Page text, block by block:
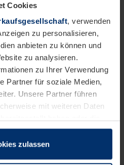
Cookies
, verwenden
zu personalisieren,
anbieten zu können und
zu analysieren.
zu Ihrer Verwendung
Partner für soziale Medien,
Unsere Partner führen
mit weiteren Daten
der Dienste gesammelt
zulassen